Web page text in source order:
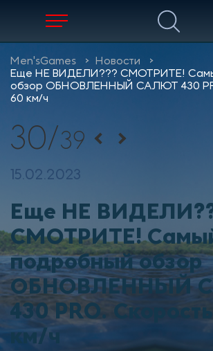
Men'sGames
Новости
Еще НЕ ВИДЕЛИ??? СМОТРИТЕ!
обзор ОБНОВЛЕННЫЙ САЛЮТ 430
60 км/ч
30/39
15.02.2023
Еще НЕ
СМОТРИТЕ!
подробный обзор
ОБНОВЛЕННЫЙ
430 PRO. Скорость
км/ч